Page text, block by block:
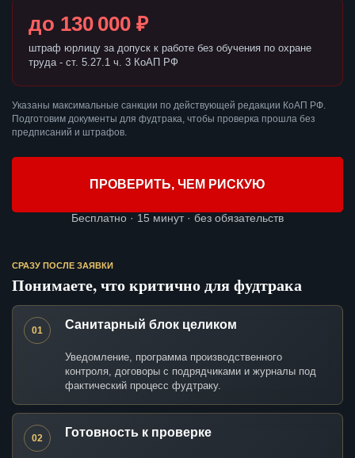
до 130 000 ₽
штраф юрлицу за допуск к работе без обучения по охране
труда - ст. 5.27.1 ч. 3 КоАП РФ
Указаны максимальные санкции по действующей редакции КоАП РФ.
Подготовим документы для фудтрака, чтобы проверка прошла без
предписаний и штрафов.
ПРОВЕРИТЬ, ЧЕМ РИСКУЮ
Бесплатно · 15 минут · без обязательств
СРАЗУ ПОСЛЕ ЗАЯВКИ
Понимаете, что критично для фудтрака
01 Санитарный блок целиком
Уведомление, программа производственного
контроля, договоры с подрядчиками и журналы под
фактический процесс фудтраку.
02 Готовность к проверке